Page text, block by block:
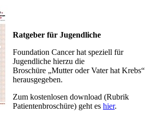
Ratgeber für Jugendliche
Foundation Cancer hat speziell für
Jugendliche hierzu die
Broschüre „Mutter oder Vater hat Krebs“
herausgegeben.
Zum kostenlosen download (Rubrik
Patientenbroschüre) geht es hier.